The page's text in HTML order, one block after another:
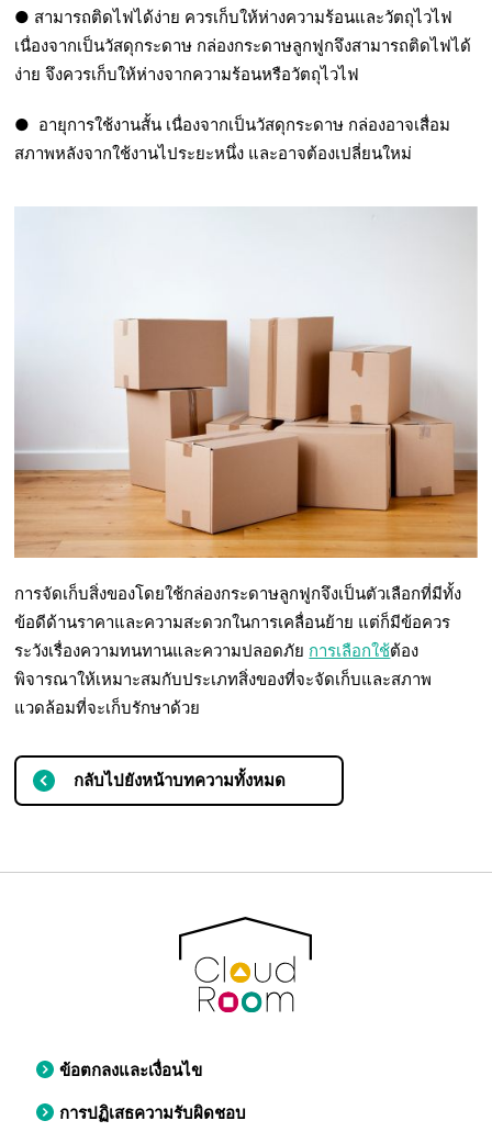
● สามารถติดไฟได้ง่าย ควรเก็บให้ห่างความร้อนและวัตถุไวไฟ
เนื่องจากเป็นวัสดุกระดาษ กล่องกระดาษลูกฟูกจึงสามารถติดไฟได้
ง่าย จึงควรเก็บให้ห่างจากความร้อนหรือวัตถุไวไฟ
● อายุการใช้งานสั้น เนื่องจากเป็นวัสดุกระดาษ กล่องอาจเสื่อม
สภาพหลังจากใช้งานไประยะหนึ่ง และอาจต้องเปลี่ยนใหม่
การจัดเก็บสิ่งของโดยใช้กล่องกระดาษลูกฟูกจึงเป็นตัวเลือกที่มีทั้ง
ข้อดีด้านราคาและความสะดวกในการเคลื่อนย้าย แต่ก็มีข้อควร
ระวังเรื่องความทนทานและความปลอดภัย การเลือกใช้ต้อง
พิจารณาให้เหมาะสมกับประเภทสิ่งของที่จะจัดเก็บและสภาพ
แวดล้อมที่จะเก็บรักษาด้วย
กลับไปยังหน้าบทความทั้งหมด
ข้อตกลงและเงื่อนไข
การปฏิเสธความรับผิดชอบ